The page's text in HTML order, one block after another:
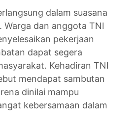
dalam suasana
Warga dan anggota TNI
pekerjaan
dapat segera
Kehadiran TNI
mendapat sambutan
dinilai mampu
kebersamaan dalam